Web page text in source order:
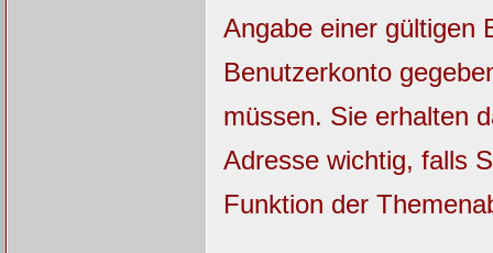
Angabe einer gültigen
Benutzerkonto
müssen. Sie erhalten
Adresse wichtig, falls
Funktion der